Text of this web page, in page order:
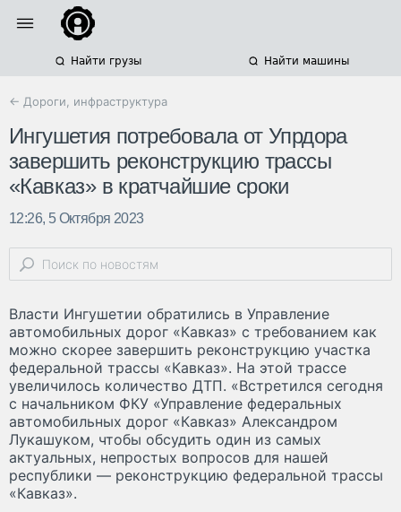
Найти грузы Найти машины
← Дороги, инфраструктура
Ингушетия потребовала от Упрдора
завершить реконструкцию трассы
«Кавказ» в кратчайшие сроки
12:26, 5 Октября 2023
Власти Ингушетии обратились в Управление
автомобильных дорог «Кавказ» с требованием как
можно скорее завершить реконструкцию участка
федеральной трассы «Кавказ». На этой трассе
увеличилось количество ДТП. «Встретился сегодня
с начальником ФКУ «Управление федеральных
автомобильных дорог «Кавказ» Александром
Лукашуком, чтобы обсудить один из самых
актуальных, непростых вопросов для нашей
республики — реконструкцию федеральной трассы
«Кавказ».